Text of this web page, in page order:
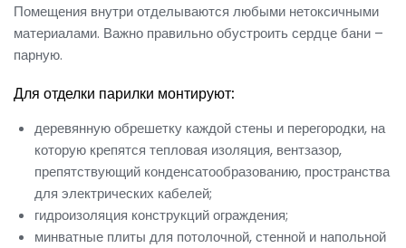
Помещения внутри отделываются любыми нетоксичными
материалами. Важно правильно обустроить сердце бани –
парную.
Для отделки парилки монтируют:
деревянную обрешетку каждой стены и перегородки, на
которую крепятся тепловая изоляция, вентзазор,
препятствующий конденсатообразованию, пространства
для электрических кабелей;
гидроизоляция конструкций ограждения;
минватные плиты для потолочной, стенной и напольной